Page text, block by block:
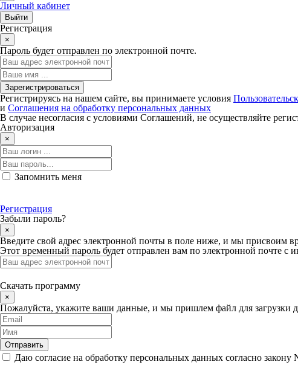
Личный кабинет
Регистрация
×
Пароль будет отправлен по электронной почте.
Регистрируясь на нашем сайте, вы принимаете условия
и Соглашения на обработку персональных данных
В случае несогласия с условиями Соглашений, не осуществляйте
Авторизация
×
Запомнить меня
Регистрация
Забыли пароль?
×
Введите свой адрес электронной почты в поле ниже, и мы присвоим
Этот временный пароль будет отправлен вам по электронной почте с
Скачать программу
×
Пожалуйста, укажите ваши данные, и мы пришлем файл для загрузки
Даю согласие на обработку персональных данных согласно закону